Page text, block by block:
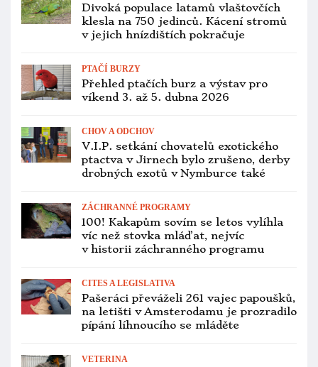
Divoká populace latamů vlaštovčích
klesla na 750 jedinců. Kácení stromů
v jejich hnízdištích pokračuje
PTAČÍ BURZY
Přehled ptačích burz a výstav pro
víkend 3. až 5. dubna 2026
CHOV A ODCHOV
V.I.P. setkání chovatelů exotického
ptactva v Jirnech bylo zrušeno, derby
drobných exotů v Nymburce také
ZÁCHRANNÉ PROGRAMY
100! Kakapům sovím se letos vylíhla
víc než stovka mláďat, nejvíc
v historii záchranného programu
CITES A LEGISLATIVA
Pašeráci převáželi 261 vajec papoušků,
na letišti v Amsterodamu je prozradilo
pípání líhnoucího se mláděte
VETERINA